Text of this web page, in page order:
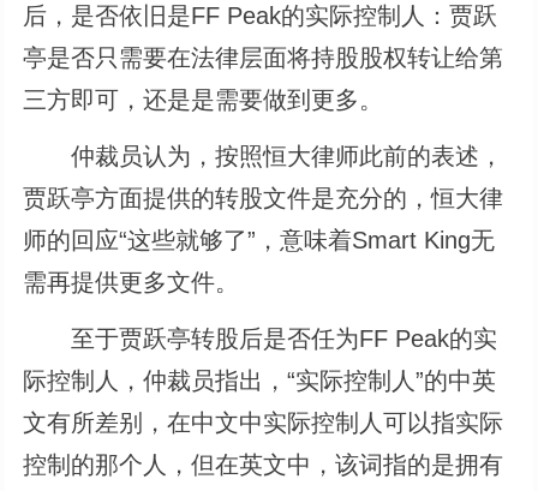
后，是否依旧是FF Peak的实际控制人：贾跃
亭是否只需要在法律层面将持股股权转让给第
三方即可，还是是需要做到更多。
仲裁员认为，按照恒大律师此前的表述，
贾跃亭方面提供的转股文件是充分的，恒大律
师的回应“这些就够了”，意味着Smart King无
需再提供更多文件。
至于贾跃亭转股后是否任为FF Peak的实
际控制人，仲裁员指出，“实际控制人”的中英
文有所差别，在中文中实际控制人可以指实际
控制的那个人，但在英文中，该词指的是拥有